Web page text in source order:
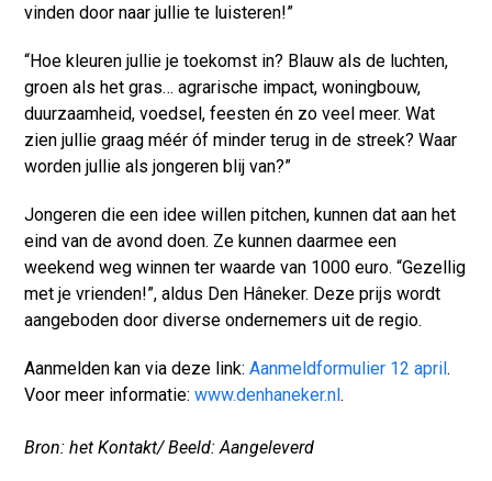
vinden door naar jullie te luisteren!”
“Hoe kleuren jullie je toekomst in? Blauw als de luchten,
groen als het gras… agrarische impact, woningbouw,
duurzaamheid, voedsel, feesten én zo veel meer. Wat
zien jullie graag méér óf minder terug in de streek? Waar
worden jullie als jongeren blij van?”
Jongeren die een idee willen pitchen, kunnen dat aan het
eind van de avond doen. Ze kunnen daarmee een
weekend weg winnen ter waarde van 1000 euro. “Gezellig
met je vrienden!”, aldus Den Hâneker. Deze prijs wordt
aangeboden door diverse ondernemers uit de regio.
Aanmelden kan via deze link:Aanmeldformulier 12 april.
Voor meer informatie:www.denhaneker.nl.
Bron: het Kontakt/ Beeld: Aangeleverd